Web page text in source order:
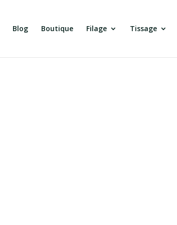
Blog Boutique Filage Tissage